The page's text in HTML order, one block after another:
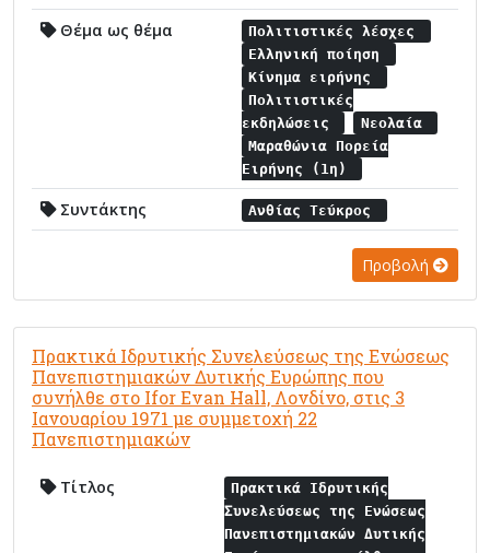
Θέμα ως θέμα
Πολιτιστικές λέσχες
Ελληνική ποίηση
Κίνημα ειρήνης
Πολιτιστικές
εκδηλώσεις
Νεολαία
Μαραθώνια Πορεία
Ειρήνης (1η)
Συντάκτης Ανθίας Τεύκρος
Προβολή
Πρακτικά Ιδρυτικής Συνελεύσεως της Ενώσεως
Πανεπιστημιακών Δυτικής Ευρώπης που
συνήλθε στο Ifor Evan Hall, Λονδίνο, στις 3
Ιανουαρίου 1971 με συμμετοχή 22
Πανεπιστημιακών
Τίτλος
Πρακτικά Ιδρυτικής
Συνελεύσεως της Ενώσεως
Πανεπιστημιακών Δυτικής